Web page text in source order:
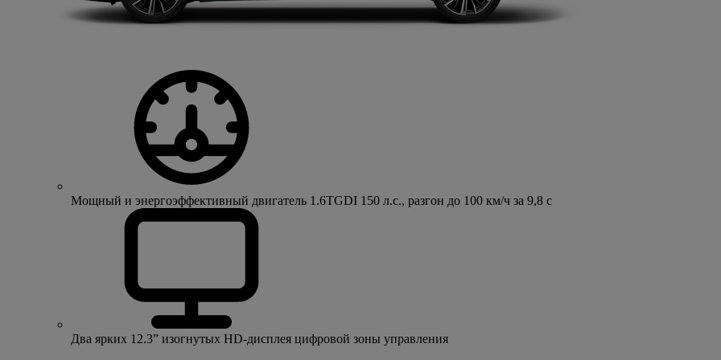
Мощный и энергоэффективный двигатель 1.6TGDI 150 л.с., разгон до 100 км/ч за 9,8 с
Два ярких 12.3” изогнутых HD-дисплея цифровой зоны управления